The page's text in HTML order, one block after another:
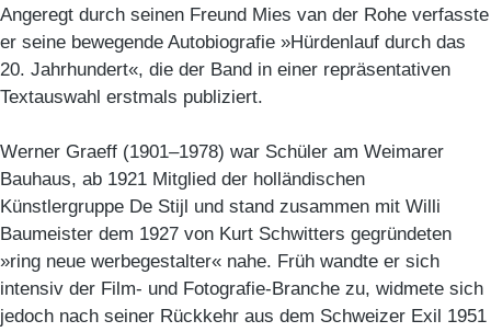
Angeregt durch seinen Freund Mies van der Rohe verfasste
er seine bewegende Autobiografie »Hürdenlauf durch das
20. Jahrhundert«, die der Band in einer repräsentativen
Textauswahl erstmals publiziert.
Werner Graeff (1901–1978) war Schüler am Weimarer
Bauhaus, ab 1921 Mitglied der holländischen
Künstlergruppe De Stijl und stand zusammen mit Willi
Baumeister dem 1927 von Kurt Schwitters gegründeten
»ring neue werbegestalter« nahe. Früh wandte er sich
intensiv der Film- und Fotografie-Branche zu, widmete sich
jedoch nach seiner Rückkehr aus dem Schweizer Exil 1951